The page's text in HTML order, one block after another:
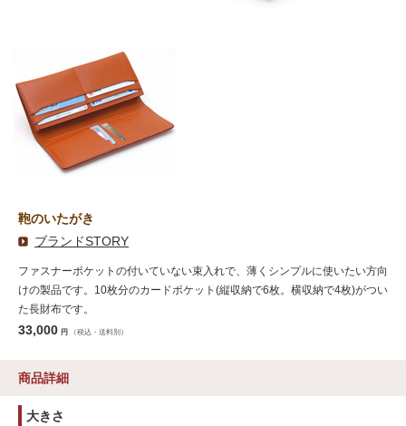
鞄のいたがき
ブランドSTORY
ファスナーポケットの付いていない束入れで、薄くシンプルに使いたい方向
けの製品です。10枚分のカードポケット(縦収納で6枚。横収納で4枚)がつい
た長財布です。
33,000 円 （税込・送料別）
商品詳細
大きさ